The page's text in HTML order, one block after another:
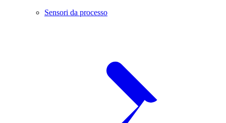
Sensori da processo